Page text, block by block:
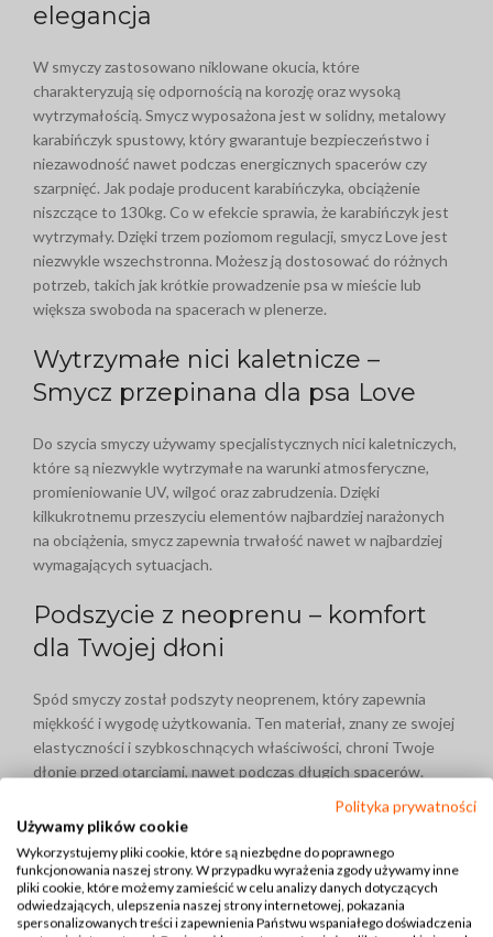
elegancja
W smyczy zastosowano niklowane okucia, które
charakteryzują się odpornością na korozję oraz wysoką
wytrzymałością. Smycz wyposażona jest w solidny, metalowy
karabińczyk spustowy, który gwarantuje bezpieczeństwo i
niezawodność nawet podczas energicznych spacerów czy
szarpnięć. Jak podaje producent karabińczyka, obciążenie
niszczące to 130kg. Co w efekcie sprawia, że karabińczyk jest
wytrzymały. Dzięki trzem poziomom regulacji, smycz Love jest
niezwykle wszechstronna. Możesz ją dostosować do różnych
potrzeb, takich jak krótkie prowadzenie psa w mieście lub
większa swoboda na spacerach w plenerze.
Wytrzymałe nici kaletnicze –
Smycz przepinana dla psa Love
Do szycia smyczy używamy specjalistycznych nici kaletniczych,
które są niezwykle wytrzymałe na warunki atmosferyczne,
promieniowanie UV, wilgoć oraz zabrudzenia. Dzięki
kilkukrotnemu przeszyciu elementów najbardziej narażonych
na obciążenia, smycz zapewnia trwałość nawet w najbardziej
wymagających sytuacjach.
Podszycie z neoprenu – komfort
dla Twojej dłoni
Spód smyczy został podszyty neoprenem, który zapewnia
miękkość i wygodę użytkowania. Ten materiał, znany ze swojej
elastyczności i szybkoschnących właściwości, chroni Twoje
dłonie przed otarciami, nawet podczas długich spacerów.
Dlaczego warto wybrać smycz
przepinaną dla psa Love
Wytrzymały karabińczyk spustowy.
Polityka prywatności
Używamy plików cookie
Wykorzystujemy pliki cookie, które są niezbędne do poprawnego
funkcjonowania naszej strony. W przypadku wyrażenia zgody używamy inne
pliki cookie, które możemy zamieścić w celu analizy danych dotyczących
odwiedzających, ulepszenia naszej strony internetowej, pokazania
spersonalizowanych treści i zapewnienia Państwu wspaniałego doświadczenia